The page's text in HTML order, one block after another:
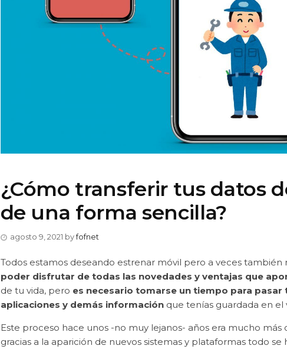
¿Cómo transferir tus datos
de una forma sencilla?
agosto 9, 2021 byfofnet
Todos estamos deseando estrenar móvil pero a veces
poder disfrutar de todas las novedades y ventajas que
de tu vida, pero es necesario tomarse un tiempo para
aplicaciones y demás informaciónque tenías guardada en el
Este proceso hace unos -no muy lejanos- años era mucho
gracias a la aparición de nuevos sistemas y plataformas todo